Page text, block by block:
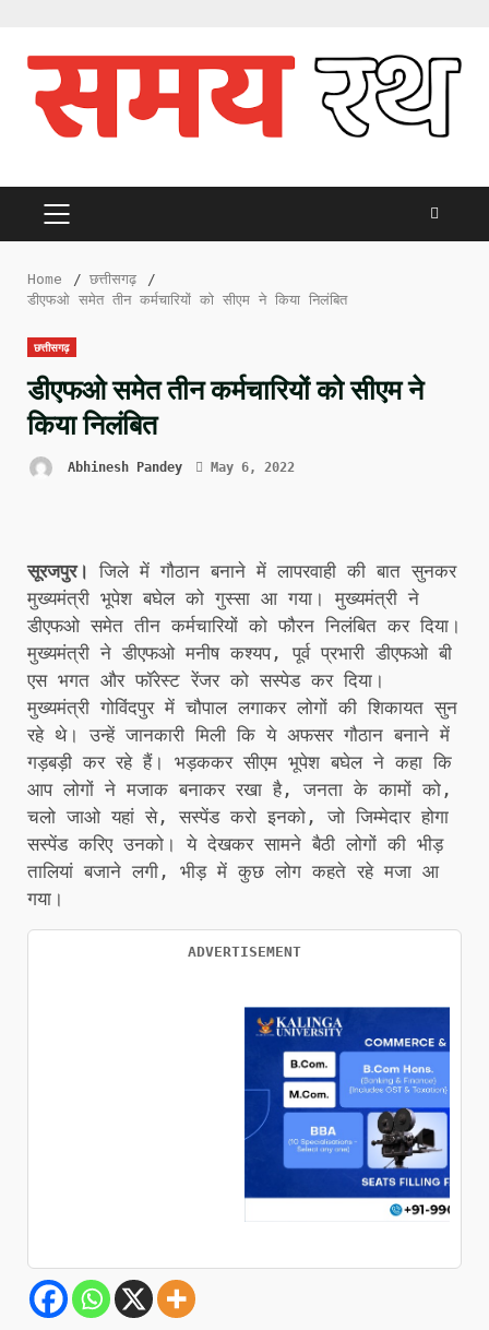
content
PRIMARY
Home
छत्तीसगढ़
डीएफओ समेत तीन कर्मचारियों को सीएम ने किया निलंबित
छत्तीसगढ़
डीएफओ समेत तीन कर्मचारियों को सीएम ने
किया निलंबित
Abhinesh Pandey May 6, 2022
सूरजपुर। जिले में गौठान बनाने में लापरवाही की बात सुनकर
मुख्यमंत्री भूपेश बघेल को गुस्सा आ गया। मुख्यमंत्री ने
डीएफओ समेत तीन कर्मचारियों को फौरन निलंबित कर दिया।
मुख्यमंत्री ने डीएफओ मनीष कश्यप, पूर्व प्रभारी डीएफओ बी
एस भगत और फॉरेस्ट रेंजर को सस्पेड कर दिया।
मुख्यमंत्री गोविंदपुर में चौपाल लगाकर लोगों की शिकायत सुन
रहे थे। उन्हें जानकारी मिली कि ये अफसर गौठान बनाने में
गड़बड़ी कर रहे हैं। भड़ककर सीएम भूपेश बघेल ने कहा कि
आप लोगों ने मजाक बनाकर रखा है, जनता के कामों को,
चलो जाओ यहां से, सस्पेंड करो इनको, जो जिम्मेदार होगा
सस्पेंड करिए उनको। ये देखकर सामने बैठी लोगों की भीड़
तालियां बजाने लगी, भीड़ में कुछ लोग कहते रहे मजा आ
गया।
ADVERTISEMENT